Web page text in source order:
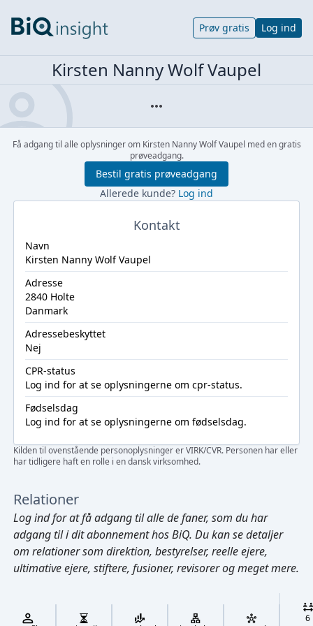
Cmd/Ctrl + K
Prøv gratis Log ind
Kirsten Nanny Wolf Vaupel
Få adgang til alle oplysninger om Kirsten Nanny Wolf Vaupel med en gratis
prøveadgang.
Bestil gratis prøveadgang
Allerede kunde? Log ind
Kontakt
Navn
Kirsten Nanny Wolf Vaupel
Adresse
2840 Holte
Danmark
Adressebeskyttet
Nej
CPR-status
Log ind for at se oplysningerne om cpr-status.
Fødselsdag
Log ind for at se oplysningerne om fødselsdag.
Kilden til ovenstående personoplysninger er VIRK/CVR. Personen har eller
har tidligere haft en rolle i en dansk virksomhed.
Relationer
Log indfor at få adgang til alle de faner, som du har
adgang til i dit abonnement hos BiQ. Du kan se detaljer
om relationer som direktion, bestyrelser, reelle ejere,
ultimative ejere, stiftere, fusioner, revisorer og meget mere.
6